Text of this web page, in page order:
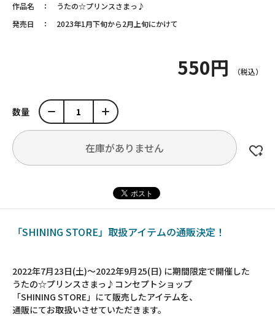
作品名
うたの☆プリンスさまっ♪
発売日
2023年1月下旬から2月上旬にかけて
550円
数量
在庫がありません
「SHINING STORE」取扱アイテムの通販決定！
2022年7月23日(土)～2022年9月25(日) に期間限定で開催した
うたの☆プリンスさまっ♪コンセプトショップ
「SHINING STORE」にて販売したアイテムを、
通販にてお取扱いさせていただきます。